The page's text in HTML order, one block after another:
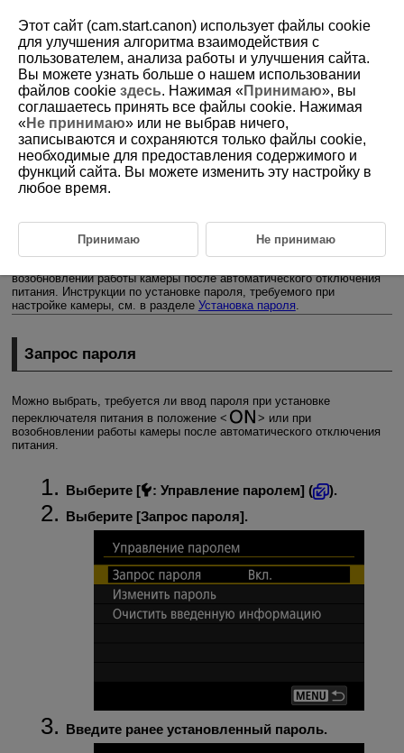
D388-223
Управление паролями
Запрос пароля
Изменение пароля
Сброс введенной информации
Используйте эти параметры для управления паролем, вводимым
возобновлении работы камеры после автоматического отключения
питания. Инструкции по установке пароля, требуемого при
настройке камеры, см. в разделе Установка пароля
Запрос пароля
Можно выбрать, требуется ли ввод пароля при установке
переключателя питания в положение
или при
возобновлении работы камеры после автоматического отключения
питания.
Выберите [ : Управление паролем] (
).
Выберите [Запрос пароля].
Введите ранее установленный пароль.
Этот сайт (cam.start.canon) использует файлы cookie
для улучшения алгоритма взаимодействия с
пользователем, анализа работы и улучшения сайта.
Вы можете узнать больше о нашем использовании
файлов cookie здесь. Нажимая «Принимаю», вы
соглашаетесь принять все файлы cookie. Нажимая
«Не принимаю» или не выбрав ничего,
записываются и сохраняются только файлы cookie,
необходимые для предоставления содержимого и
функций сайта. Вы можете изменить эту настройку в
любое время.
Принимаю Не принимаю